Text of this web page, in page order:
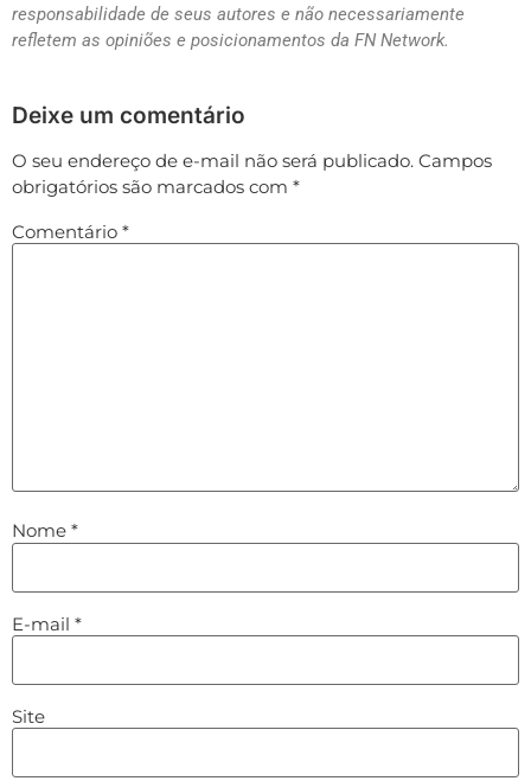
responsabilidade de seus autores e não necessariamente
refletem as opiniões e posicionamentos da FN Network.
Deixe um comentário
O seu endereço de e-mail não será publicado. Campos
obrigatórios são marcados com *
Comentário *
Nome *
E-mail *
Site